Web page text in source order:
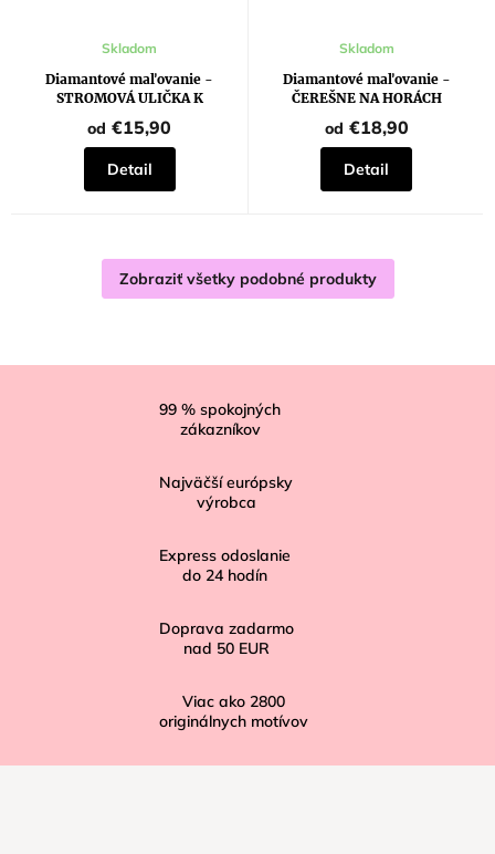
Diamantové maľovanie -
STROMOVÁ ULIČKA K
EIFFELOVKE
Skladom
od €15,90
Detail
Diamantové maľovanie -
ČEREŠNE NA HORÁCH
Skladom
od €18,90
Detail
Zobraziť všetky podobné produkty
99 % spokojných
zákazníkov
Najväčší európsky
výrobca
Express odoslanie
do 24 hodín
Doprava zadarmo
nad 50 EUR
Viac ako 2800
originálnych motívov